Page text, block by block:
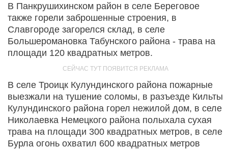
В Панкрушихинском район в селе Береговое
также горели заброшенные строения, в
Славгороде загорелся склад, в селе
Большеромановка Табунского района - трава на
площади 120 квадратных метров.
В селе Троицк Кулундинского района пожарные
выезжали на тушение соломы, в разъезде Кильты
Кулундинского района горел нежилой дом, в селе
Николаевка Немецкого района полыхала сухая
трава на площади 300 квадратных метров, в селе
Бурла огонь охватил 600 квадратных метров